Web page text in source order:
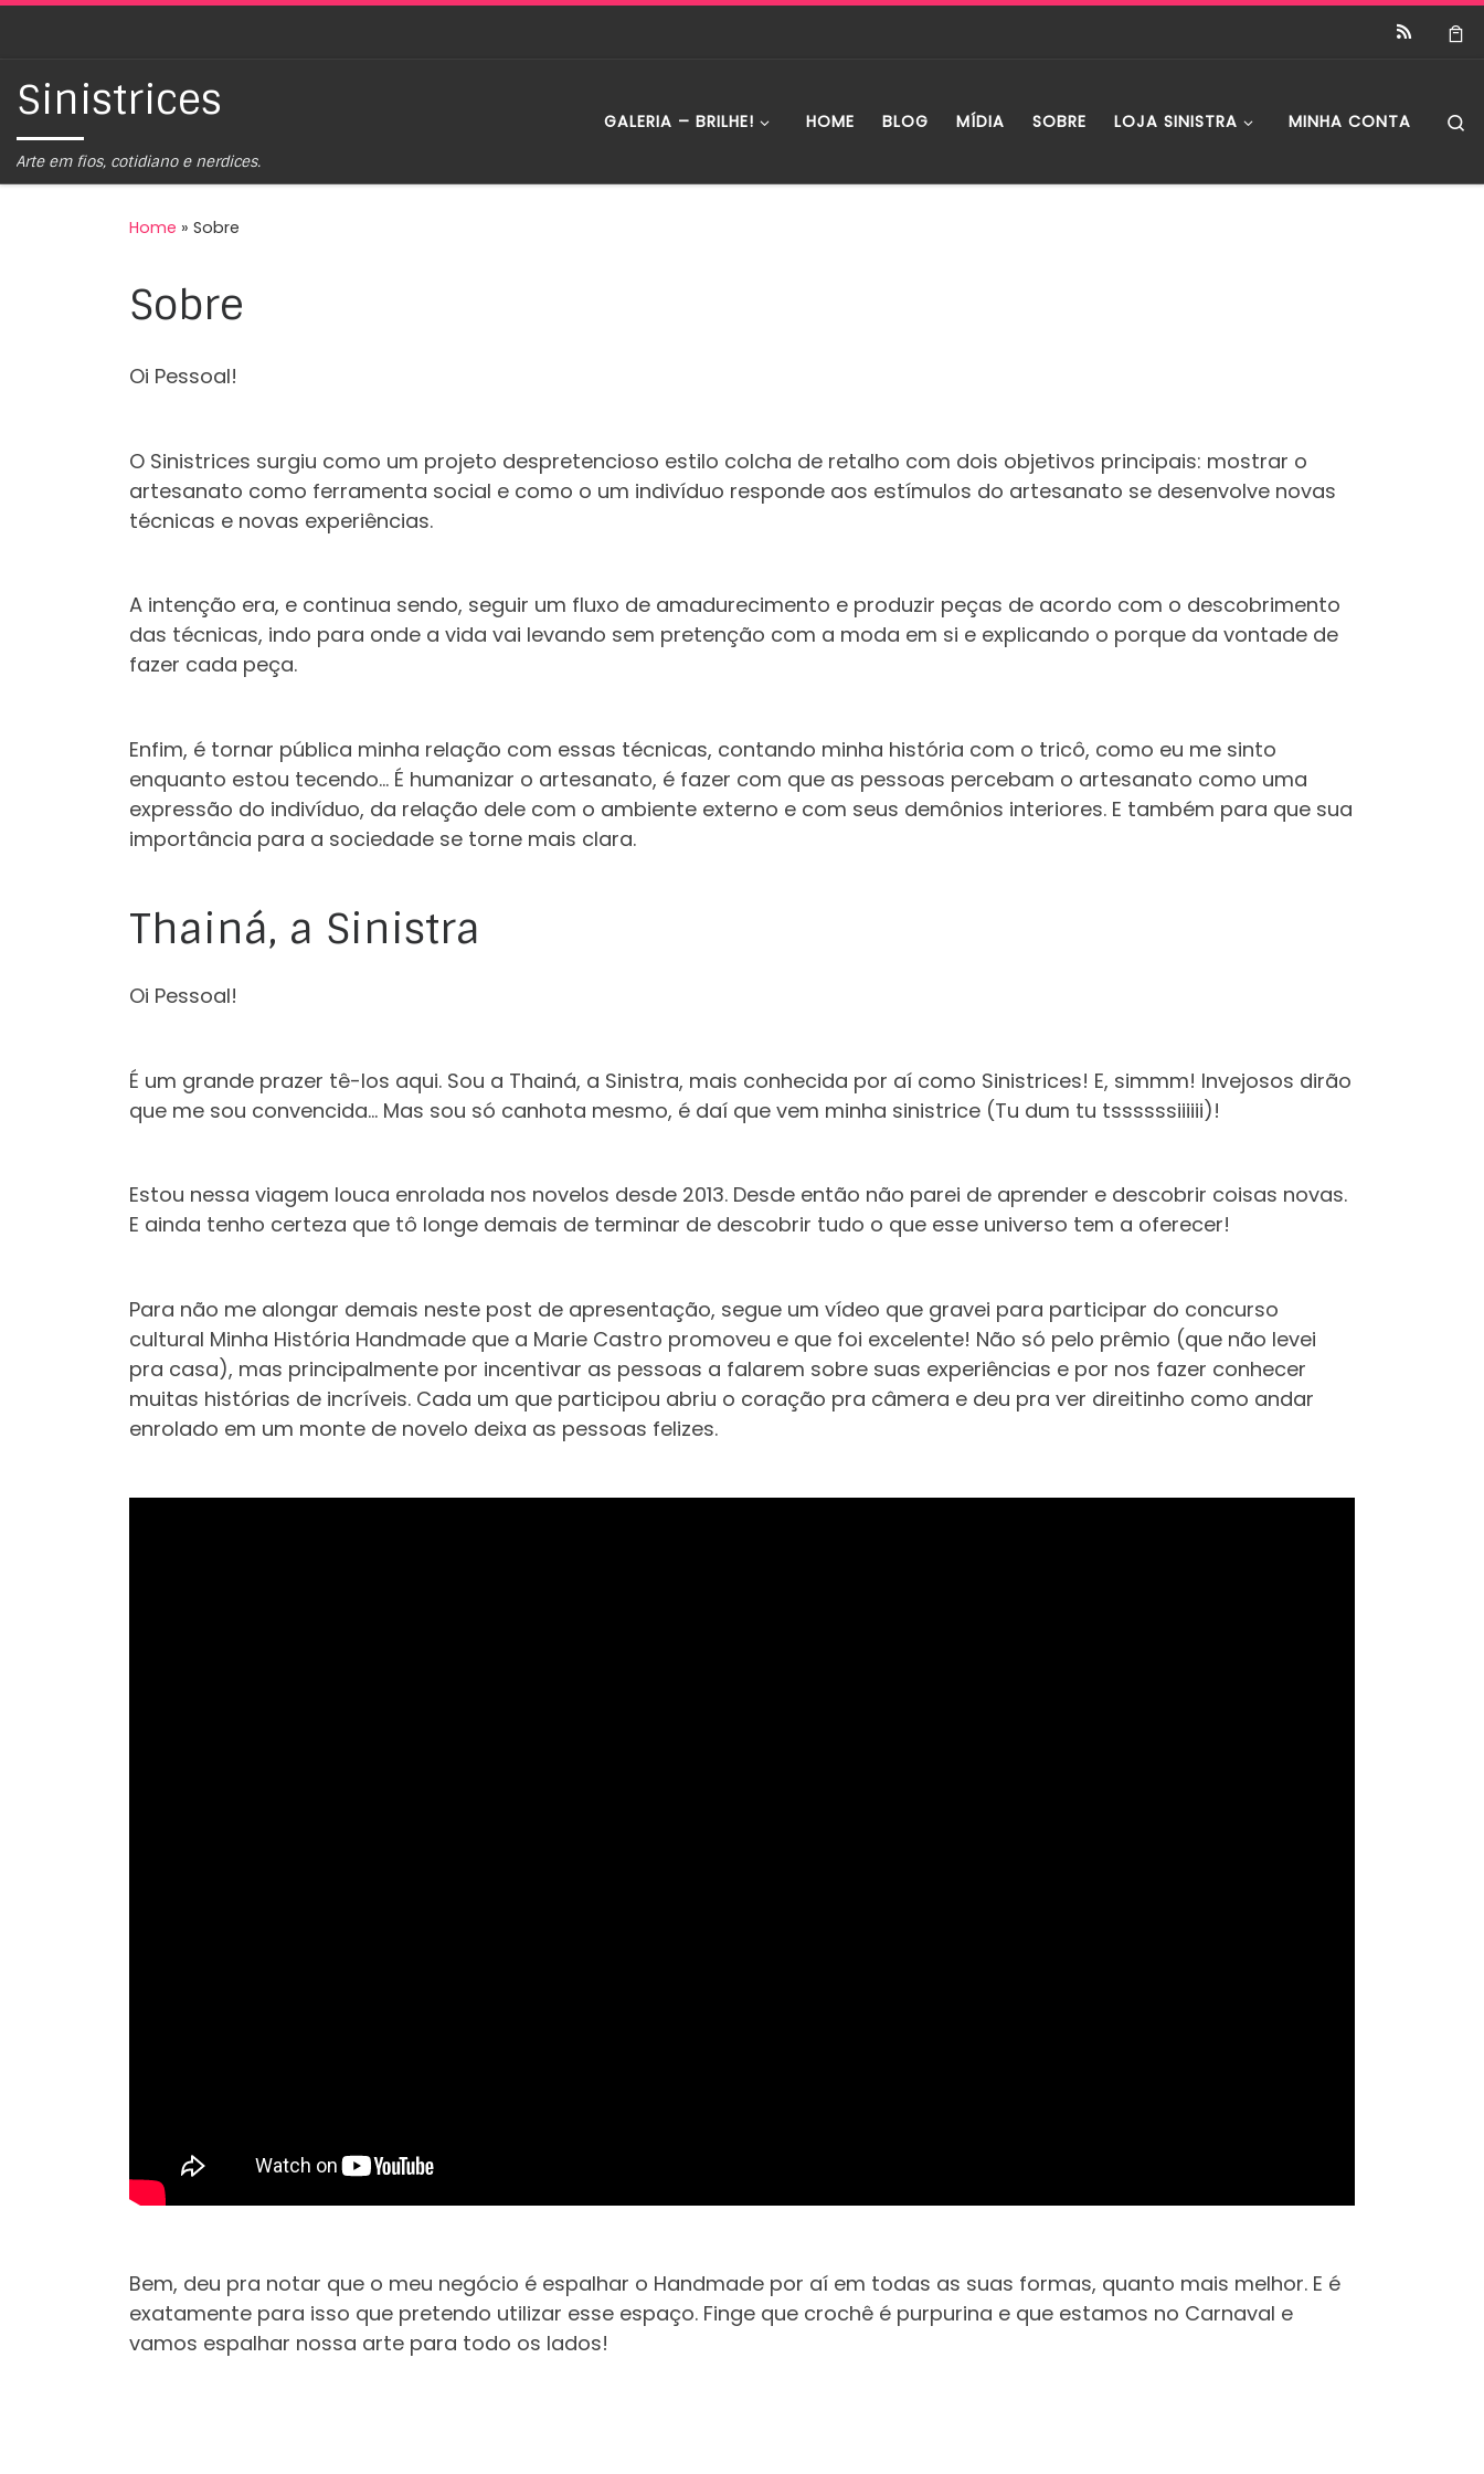
Sinistrices
Arte em fios, cotidiano e nerdices.
GALERIA – BRILHE! HOME BLOG MÍDIA SOBRE LOJA SINISTRA MINHA CONTA
Home » Sobre
Sobre
Oi Pessoal!
O Sinistrices surgiu como um projeto despretencioso estilo colcha de retalho com dois objetivos principais: mostrar o
artesanato como ferramenta social e como o um indivíduo responde aos estímulos do artesanato se desenvolve novas
técnicas e novas experiências.
A intenção era, e continua sendo, seguir um fluxo de amadurecimento e produzir peças de acordo com o descobrimento
das técnicas, indo para onde a vida vai levando sem pretenção com a moda em si e explicando o porque da vontade de
fazer cada peça.
Enfim, é tornar pública minha relação com essas técnicas, contando minha história com o tricô, como eu me sinto
enquanto estou tecendo… É humanizar o artesanato, é fazer com que as pessoas percebam o artesanato como uma
expressão do indivíduo, da relação dele com o ambiente externo e com seus demônios interiores. E também para que sua
importância para a sociedade se torne mais clara.
Thainá, a Sinistra
Oi Pessoal!
É um grande prazer tê-los aqui. Sou a Thainá, a Sinistra, mais conhecida por aí como Sinistrices! E, simmm! Invejosos dirão
que me sou convencida… Mas sou só canhota mesmo, é daí que vem minha sinistrice (Tu dum tu tssssssiiiiii)!
Estou nessa viagem louca enrolada nos novelos desde 2013. Desde então não parei de aprender e descobrir coisas novas.
E ainda tenho certeza que tô longe demais de terminar de descobrir tudo o que esse universo tem a oferecer!
Para não me alongar demais neste post de apresentação, segue um vídeo que gravei para participar do concurso
cultural Minha História Handmade que a Marie Castro promoveu e que foi excelente! Não só pelo prêmio (que não levei
pra casa), mas principalmente por incentivar as pessoas a falarem sobre suas experiências e por nos fazer conhecer
muitas histórias de incríveis. Cada um que participou abriu o coração pra câmera e deu pra ver direitinho como andar
enrolado em um monte de novelo deixa as pessoas felizes.
Bem, deu pra notar que o meu negócio é espalhar o Handmade por aí em todas as suas formas, quanto mais melhor. E é
exatamente para isso que pretendo utilizar esse espaço. Finge que crochê é purpurina e que estamos no Carnaval e
vamos espalhar nossa arte para todo os lados!